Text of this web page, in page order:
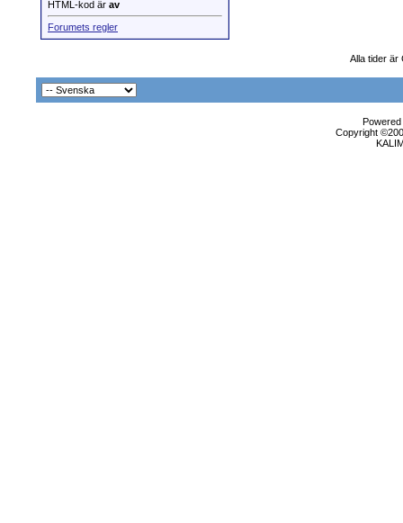
HTML-kod är av
Forumets regler
Alla tider är
Copyright